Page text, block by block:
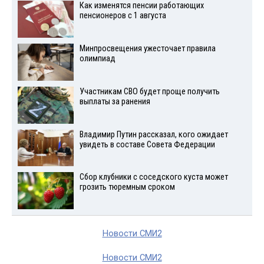
Как изменятся пенсии работающих
пенсионеров с 1 августа
Минпросвещения ужесточает правила
олимпиад
Участникам СВО будет проще получить
выплаты за ранения
Владимир Путин рассказал, кого ожидает
увидеть в составе Совета Федерации
Сбор клубники с соседского куста может
грозить тюремным сроком
Новости СМИ2
Новости СМИ2